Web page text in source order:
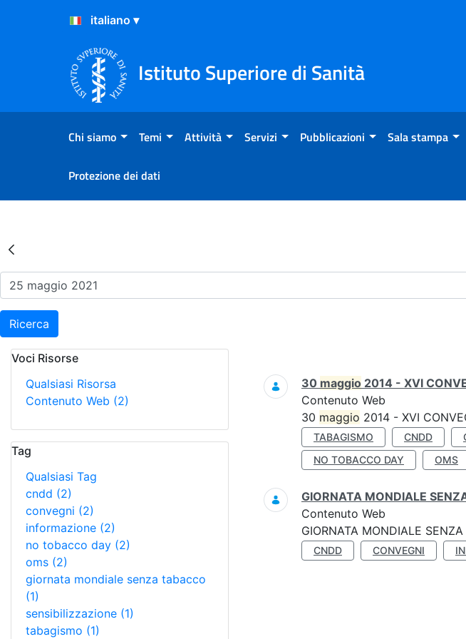
Salta al Contenuto
Salta al Footer
Istituto Superiore di Sanità
Chi siamo Temi Attività Servizi Pubblicazioni Sala stampa
Protezione dei dati
Risultati della Ricerca - Eventi
Ricerca
Voci Risorse
Qualsiasi Risorsa
Contenuto Web (2)
Tag
Qualsiasi Tag
cndd (2)
convegni (2)
informazione (2)
no tobacco day (2)
oms (2)
giornata mondiale senza tabacco
(1)
sensibilizzazione (1)
tabagismo (1)
Ricerca
30 maggio 2014 - XVI
Contenuto Web
30 maggio 2014 - XVI
TABAGISMO CNDD
NO TOBACCO DAY
OMS
GIORNATA MONDIALE
Contenuto Web
GIORNATA MONDIALE
CNDD CONVEGNI